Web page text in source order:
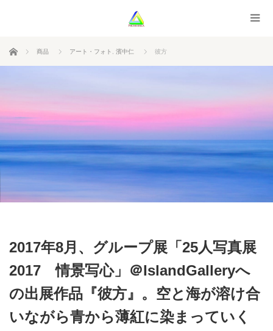
ホーム 商品 アート・フォト 濱中仁 彼方
2017年8月、グループ展「25人写真展
2017 情景写心」＠IslandGalleryへ
の出展作品『彼方』。空と海が溶け合
いながら青から薄紅に染まっていく